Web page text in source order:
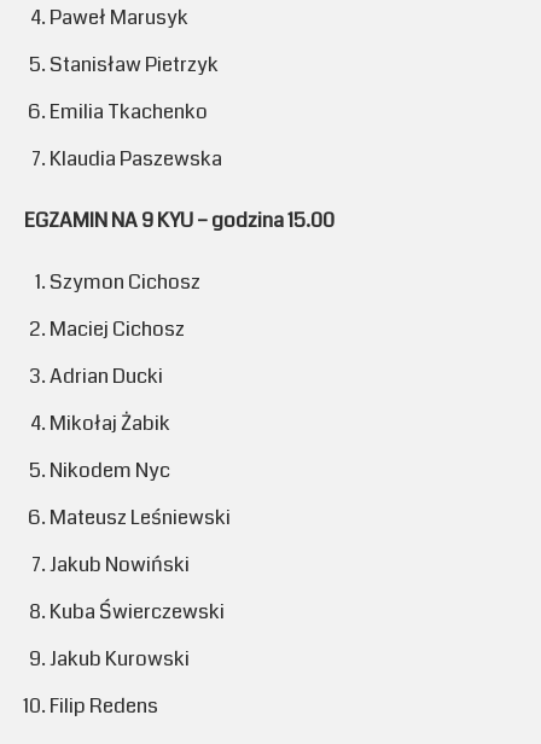
Paweł Marusyk
Stanisław Pietrzyk
Emilia Tkachenko
Klaudia Paszewska
EGZAMIN NA 9 KYU – godzina 15.00
Szymon Cichosz
Maciej Cichosz
Adrian Ducki
Mikołaj Żabik
Nikodem Nyc
Mateusz Leśniewski
Jakub Nowiński
Kuba Świerczewski
Jakub Kurowski
Filip Redens